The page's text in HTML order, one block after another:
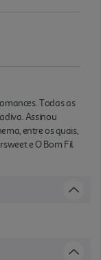
Todas as
Assinou
entre os quais,
e O Bom Fil